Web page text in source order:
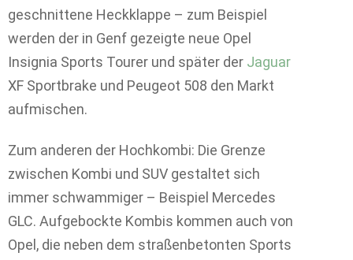
geschnittene Heckklappe – zum Beispiel
werden der in Genf gezeigte neue Opel
Insignia Sports Tourer und später der Jaguar
XF Sportbrake und Peugeot 508 den Markt
aufmischen.
Zum anderen der Hochkombi: Die Grenze
zwischen Kombi und SUV gestaltet sich
immer schwammiger – Beispiel Mercedes
GLC. Aufgebockte Kombis kommen auch von
Opel, die neben dem straßenbetonten Sports